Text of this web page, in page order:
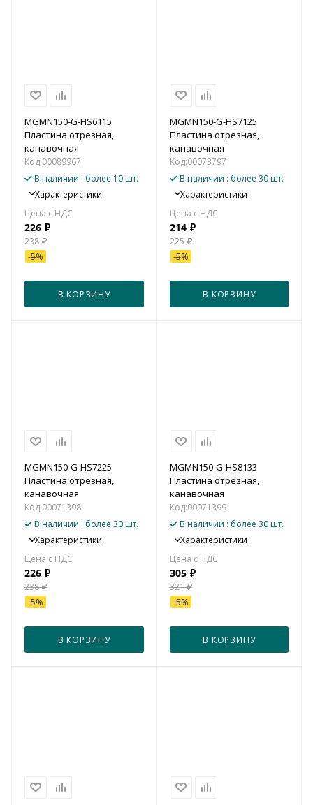
MGMN150-G-HS6115
Пластина отрезная,
канавочная
Код:00089967
В наличии : более 10 шт.
Характеристики
226 ₽
238₽
-5%
В КОРЗИНУ
MGMN150-G-HS7125
Пластина отрезная,
канавочная
Код:00073797
В наличии : более 30 шт.
Характеристики
214₽
225₽
-5%
В КОРЗИНУ
MGMN150-G-HS7225
Пластина отрезная,
канавочная
Код:00071398
В наличии : более 30 шт.
Характеристики
226 ₽
238₽
-5%
В КОРЗИНУ
MGMN150-G-HS8133
Пластина отрезная,
канавочная
Код:00071399
В наличии : более 30 шт.
Характеристики
305₽
321₽
-5%
В КОРЗИНУ